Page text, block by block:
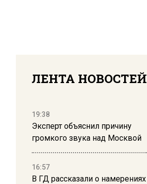
ЛЕНТА НОВОСТЕЙ
19:38
Эксперт объяснил причину
громкого звука над Москвой
16:57
В ГД рассказали о намерениях